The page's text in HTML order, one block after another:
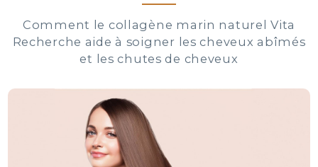
Comment le collagène marin naturel Vita
Recherche aide à soigner les cheveux abîmés
et les chutes de cheveux